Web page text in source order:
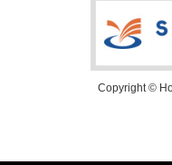
Copyright ©